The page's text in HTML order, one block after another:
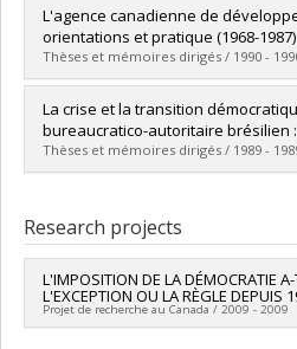
Graduate :Marhraoui, Azzeddine
Cycle :Master's
Grade :M. Sc.
Lien vers le document dans
L'agence canadienne de
orientations et pratique (1968-1987)
Thèses et mémoires dirigés / 1990 -
Graduate :Chouinard, Denis
Cycle :Master's
Grade :M. Sc.
Lien vers le document dans
La crise et la transition
bureaucratico-autoritaire brésilien :
Thèses et mémoires dirigés / 1989 -
Cycle :Master's
Grade :M. Sc.
Lien vers le document dans
Research projects
L'IMPOSITION DE LA DÉMOCRATIE A-
L'EXCEPTION OU LA RÈGLE DEPUIS
Projet de recherche au Canada / 2009 - 2009